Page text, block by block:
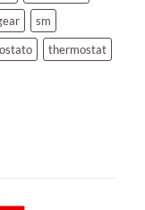
sm
thermostat